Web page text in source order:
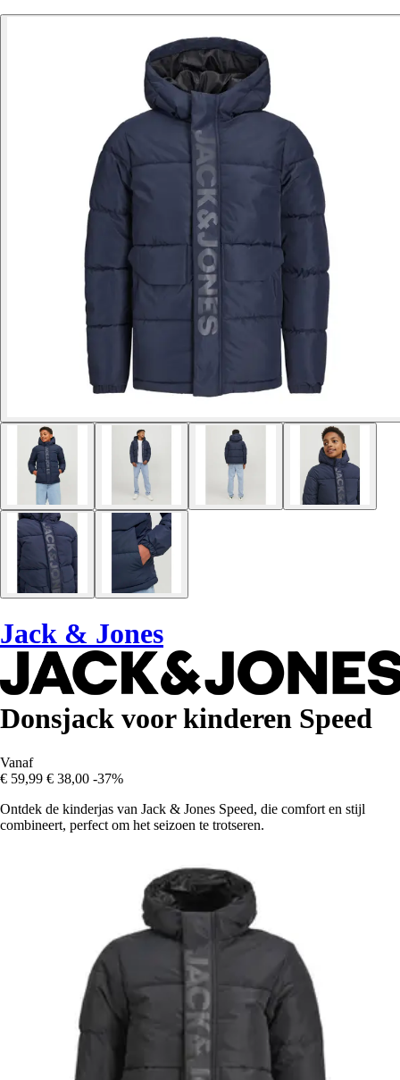
Jack & Jones
Donsjack voor kinderen Speed
Vanaf
€ 59,99 € 38,00 -37%
Ontdek de kinderjas van Jack & Jones Speed, die comfort en stijl
combineert, perfect om het seizoen te trotseren.